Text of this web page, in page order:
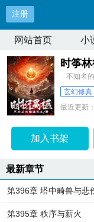
注册
网站首页 小
时筝
不知名
玄幻修真
最近更新
加入书架
最新章节
第396章 塔中畸兽与悲
第395章 秩序与薪火